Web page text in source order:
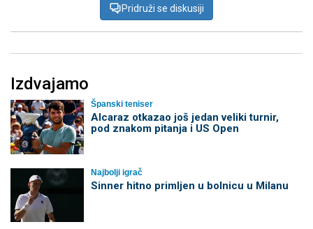
Pridruži se diskusiji
Izdvajamo
Španski teniser
Alcaraz otkazao još jedan veliki turnir,
pod znakom pitanja i US Open
Najbolji igrač
Sinner hitno primljen u bolnicu u Milanu